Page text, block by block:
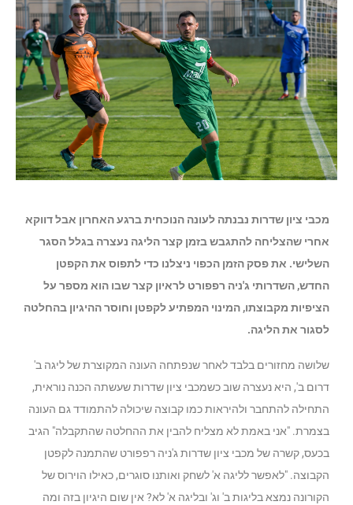
מכבי ציון שדרות נבנתה לעונה הנוכחית ברגע האחרון אבל דווקא
אחרי שהצליחה להתגבש בזמן קצר הליגה נעצרה בגלל הסגר
השלישי. את פסק הזמן הכפוי ניצלנו כדי לתפוס את הקפטן
החדש, השדרותי ג'ניה רפפורט לראיון קצר שבו הוא מספר על
הציפיות מקבוצתו, המינוי המפתיע לקפטן וחוסר ההיגיון בהחלטה
לסגור את הליגה.
שלושה מחזורים בלבד לאחר שנפתחה העונה המקוצרת של ליגה ב'
דרום ב', היא נעצרה שוב כשמכבי ציון שדרות שעשתה הכנה נוראית,
התחילה להתחבר ולהיראות כמו קבוצה שיכולה להתמודד גם העונה
בצמרת. "אני באמת לא מצליח להבין את ההחלטה שהתקבלה" הגיב
בכעס, קשרה של מכבי ציון שדרות ג'ניה רפפורט שהתמנה לקפטן
הקבוצה. "לאפשר לליגה א' לשחק ואותנו סוגרים, כאילו הוירוס של
הקורונה נמצא בליגות ב' וג' ובליגה א' לא? אין שום היגיון בזה ומה